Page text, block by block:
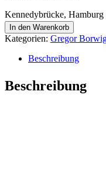
Kennedybrücke, Hamburg
In den Warenkorb
Kategorien: Gregor
Beschreibung
Beschreibung